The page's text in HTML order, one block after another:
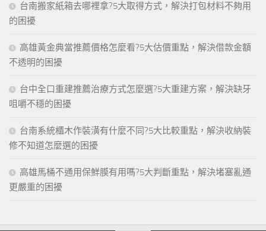
台南搬家紙箱去哪裡拿?5大取得方式，解決打包材料不夠用
的困擾
高雄黃金典當推薦價格怎麼看?5大估價重點，解決借款金額
不透明的困擾
台中全口重建推薦治療方式怎麼選?5大重建方案，解決缺牙
咀嚼不穩的困擾
台南系統櫃木作裝潢有什麼不同?5大比較重點，解決收納裝
修不知道怎麼選的困擾
高雄馬桶不通用保鮮膜有用嗎?5大判斷重點，解決堵塞亂通
更嚴重的困擾